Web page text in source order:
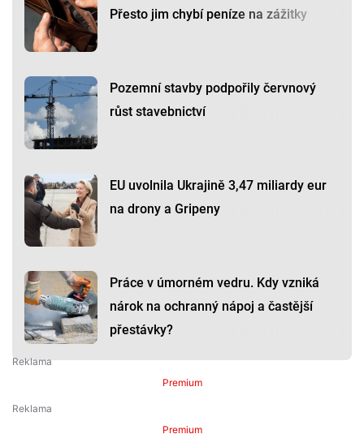
Přesto jim chybí peníze na zážitky
Pozemní stavby podpořily červnový
růst stavebnictví
EU uvolnila Ukrajině 3,47 miliardy eur
na drony a Gripeny
Práce v úmorném vedru. Kdy vzniká
nárok na ochranný nápoj a častější
přestávky?
Premium
Premium